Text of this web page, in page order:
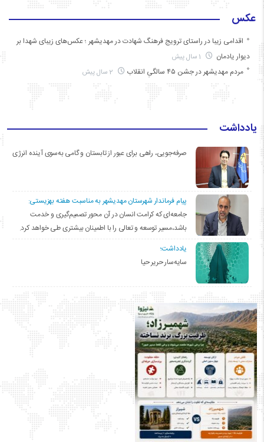
عکس
اقدامی زیبا در راستای ترویج فرهنگ شهادت در مهدیشهر ؛ عکس‌های زیبای شهدا بر
دیوار یادمان
مردم مهدیشهر در جشن ۴۵ سالگیِ انقلاب
یادداشت
صرفه‌جویی، راهی برای عبور از تابستان و گامی به‌سوی آینده انرژی
پیام فرماندار شهرستان مهدیشهر به مناسبت هفته بهزیستی:
جامعه‌ای که کرامت انسان در آن محور تصمیم‌گیری و خدمت
باشد،مسیر توسعه و تعالی را با اطمینان بیشتری طی خواهد کرد.
یادداشت؛
سایه‌سار حریر حیا